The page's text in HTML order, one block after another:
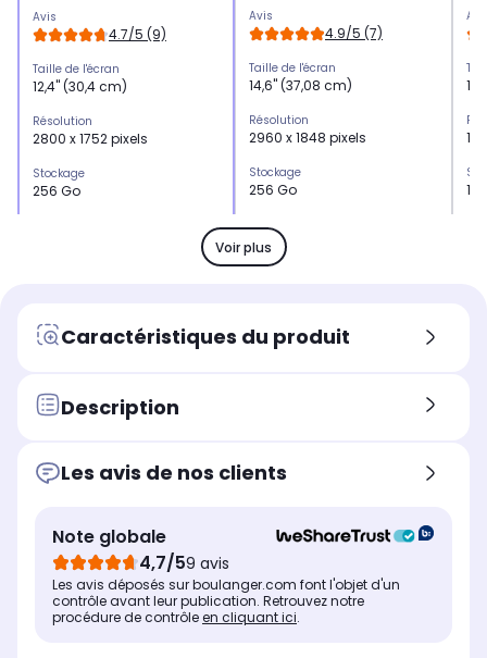
Avis
4.7/5 (9)
Taille de l'écran
12,4" (30,4 cm)
Résolution
2800 x 1752 pixels
Stockage
256 Go
Autonomie
Autonomie en heures
-
12,4" (30,4 cm)
Mémoire vive (RAM)
12 Go
Avis
4.9/5 (7)
Taille de l'écran
14,6" (37,08 cm)
Résolution
2960 x 1848 pixels
Stockage
256 Go
Mémoire vive
12 Go
Autonomie
14,6" (37,08 cm)
Voir plus
Caractéristiques du produit
Description
Les avis de nos clients
Note globale
4,7/59 avis
Les avis déposés sur boulanger.com font l'objet d'un
contrôle avant leur publication. Retrouvez notre
procédure de contrôleen cliquant ici.